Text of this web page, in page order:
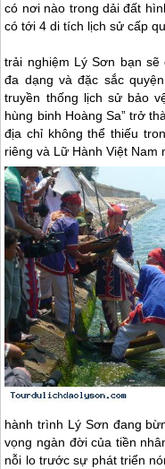
có nơi nào trong dải đất
có tới 4 di tích lịch sử cấp
trải nghiệm Lý Sơn bạn sẽ
đa dạng và đặc sắc
truyền thống lịch sử bảo
hùng binh Hoàng Sa” trở
địa chỉ không thể thiếu
riêng và Lữ Hành Việt Nam
hành trình Lý Sơn đang
vọng ngàn đời của tiền
nỗi lo trước sự phát triển